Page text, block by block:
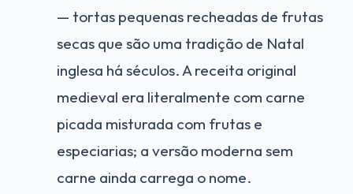
— tortas pequenas recheadas de frutas
secas que são uma tradição de Natal
inglesa há séculos. A receita original
medieval era literalmente com carne
picada misturada com frutas e
especiarias; a versão moderna sem
carne ainda carrega o nome.